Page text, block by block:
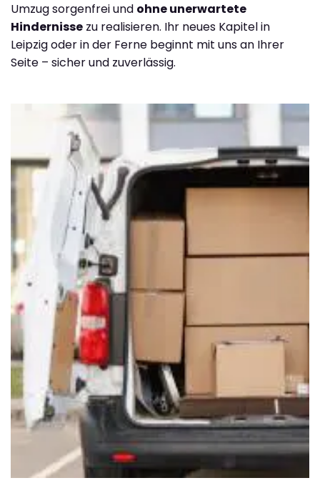
Umzug sorgenfrei und ohne unerwartete
Hindernisse zu realisieren. Ihr neues Kapitel in
Leipzig oder in der Ferne beginnt mit uns an Ihrer
Seite – sicher und zuverlässig.